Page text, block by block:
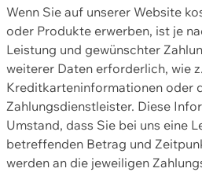
Wenn Sie auf unserer Website
oder Produkte erwerben, ist je
Leistung und gewünschter
weiterer Daten erforderlich, wie
Kreditkarteninformationen oder
Zahlungsdienstleister. Diese
Umstand, dass Sie bei uns eine
betreffenden Betrag und
werden an die jeweiligen